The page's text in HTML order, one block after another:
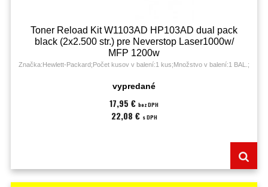
Toner Reload Kit W1103AD HP103AD dual pack
black (2x2.500 str.) pre Neverstop Laser1000w/
MFP 1200w
Značka:Hewlett-Packard;Počet kusov v balení:1 kus;Množstvo v balení:1 BAL.;
vypredané
17,95 € bez DPH
22,08 € s DPH